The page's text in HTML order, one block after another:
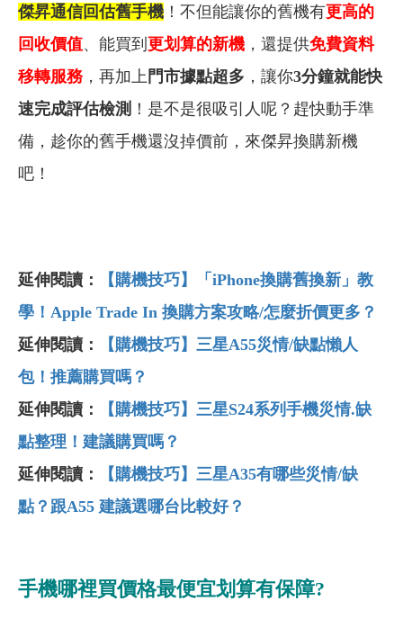
傑昇通信回估舊手機 ！不但能讓你的舊機有更高的
回收價值、能買到 更划算的新機 ，還提供免費資料
移轉服務，再加上 門市據點超多 ，讓你3分鐘就能快
速完成評估檢測 ！是不是很吸引人呢？趕快動手準
備，趁你的舊手機還沒掉價前，來傑昇換購新機
吧！
延伸閱讀： 【購機技巧】「iPhone換購舊換新」教
學！Apple Trade In 換購方案攻略/怎麼折價更多？
延伸閱讀：
【購機技巧】三星A55災情/缺點懶人
包！推薦購買嗎？
延伸閱讀：
【購機技巧】三星S24系列手機災情.缺
點整理！建議購買嗎？
延伸閱讀：
【購機技巧】三星A35有哪些災情/缺
點？跟A55 建議選哪台比較好？
手機哪裡買價格最便宜划算有保障?